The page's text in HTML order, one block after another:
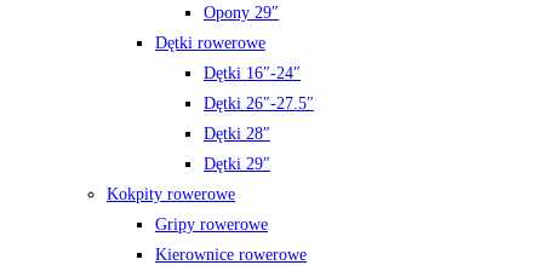
Opony 29″
Dętki rowerowe
Dętki 16″-24″
Dętki 26″-27.5″
Dętki 28″
Dętki 29″
Kokpity rowerowe
Gripy rowerowe
Kierownice rowerowe